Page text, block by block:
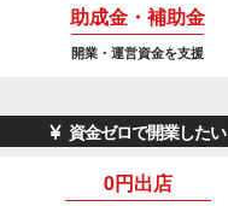
助成金・補助金
開業・運営資金を支援
資金ゼロで開業したい
0円出店